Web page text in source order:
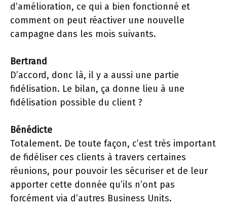
d’amélioration, ce qui a bien fonctionné et
comment on peut réactiver une nouvelle
campagne dans les mois suivants.
Bertrand
D’accord, donc là, il y a aussi une partie
fidélisation. Le bilan, ça donne lieu à une
fidélisation possible du client ?
Bénédicte
Totalement. De toute façon, c’est très important
de fidéliser ces clients à travers certaines
réunions, pour pouvoir les sécuriser et de leur
apporter cette donnée qu’ils n’ont pas
forcément via d’autres Business Units.